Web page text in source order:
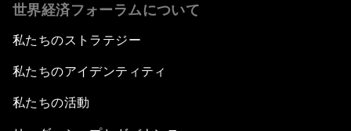
世界経済フォーラムについて
私たちのストラテジー
私たちのアイデンティティ
私たちの活動